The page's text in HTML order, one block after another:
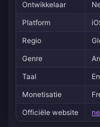
Ontwikkelaar
Platform
Regio
Genre
Taal
Monetisatie
Officiële website